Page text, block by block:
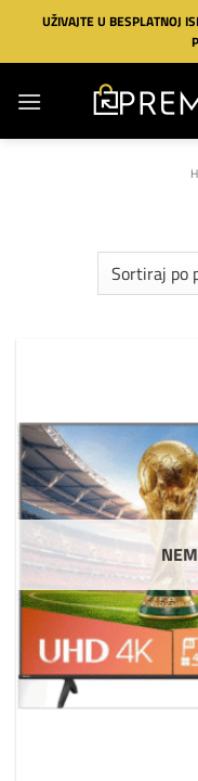
Preskoči
sadržaj
UŽIVAJTE U BESPLATNOJ